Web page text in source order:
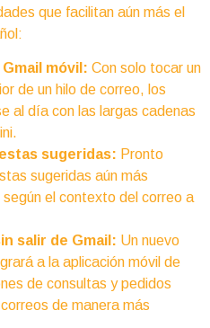
que facilitan aún más el
móvil: Con solo tocar un
de un hilo de correo, los
al día con las largas cadenas
sugeridas: Pronto
sugeridas aún más
el contexto del correo a
salir de Gmail: Un nuevo
a la aplicación móvil de
de consultas y pedidos
de manera más